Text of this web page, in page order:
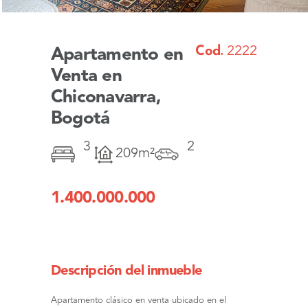
Apartamento en
Venta en
Chiconavarra,
Bogotá
Cod. 2222
3 209m² 2
1.400.000.000
Descripción del inmueble
Apartamento clásico en venta ubicado en el